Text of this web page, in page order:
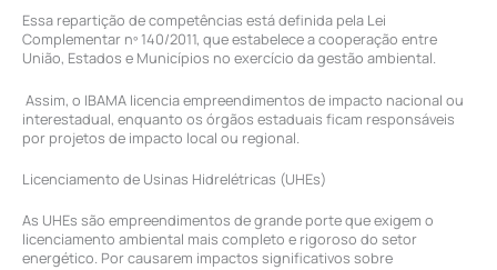
Essa repartição de competências está definida pela Lei
Complementar nº 140/2011, que estabelece a cooperação entre
União, Estados e Municípios no exercício da gestão ambiental.
Assim, o IBAMA licencia empreendimentos de impacto nacional ou
interestadual, enquanto os órgãos estaduais ficam responsáveis
por projetos de impacto local ou regional.
Licenciamento de Usinas Hidrelétricas (UHEs)
As UHEs são empreendimentos de grande porte que exigem o
licenciamento ambiental mais completo e rigoroso do setor
energético. Por causarem impactos significativos sobre